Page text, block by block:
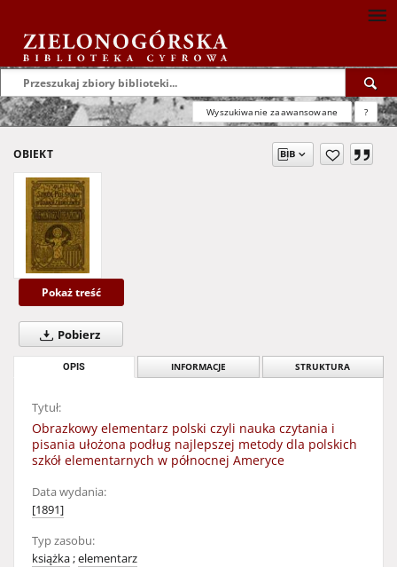
Wyszukiwanie zaawansowane ?
OBIEKT
Pokaż treść
Pobierz
OPIS INFORMACJE STRUKTURA
Tytuł:
Obrazkowy elementarz polski czyli nauka czytania i
pisania ułożona podług najlepszej metody dla polskich
szkół elementarnych w północnej Ameryce
Data wydania:
[1891]
Typ zasobu:
książka;elementarz